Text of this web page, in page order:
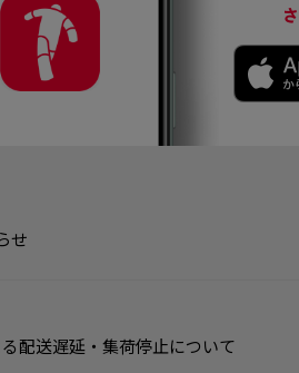
せ
配送遅延・集荷停止について